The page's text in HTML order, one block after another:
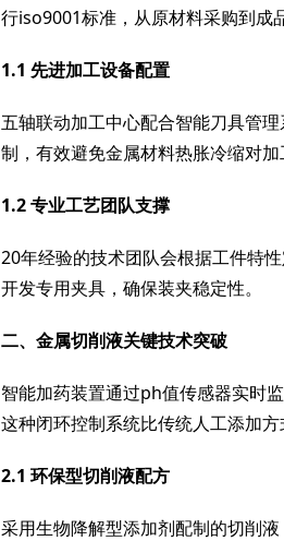
行iso9001标准，从原材料采购到成
1.1 先进加工设备配置
五轴联动加工中心配合智能刀具管
制，有效避免金属材料热胀冷缩对加
1.2 专业工艺团队支撑
20年经验的技术团队会根据工件特
开发专用夹具，确保装夹稳定性。
二、金属切削液关键技术突破
智能加药装置通过ph值传感器实时
这种闭环控制系统比传统人工添加
2.1 环保型切削液配方
采用生物降解型添加剂配制的切削